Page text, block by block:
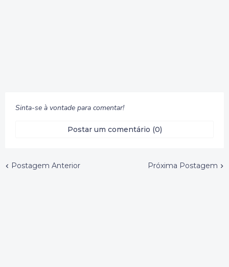
Sinta-se à vontade para comentar!
Postar um comentário (0)
Postagem Anterior Próxima Postagem